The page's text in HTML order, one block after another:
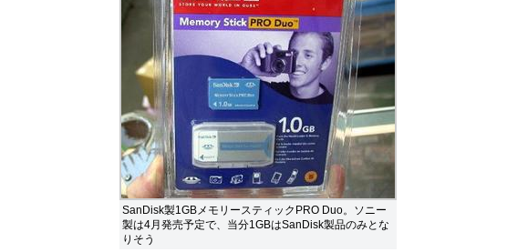
SanDisk製1GBメモリースティックPRO Duo。ソニー
製は4月発売予定で、当分1GBはSanDisk製品のみとな
りそう